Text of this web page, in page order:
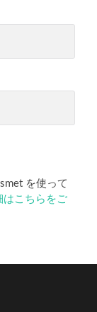
を使って
はこちらをご